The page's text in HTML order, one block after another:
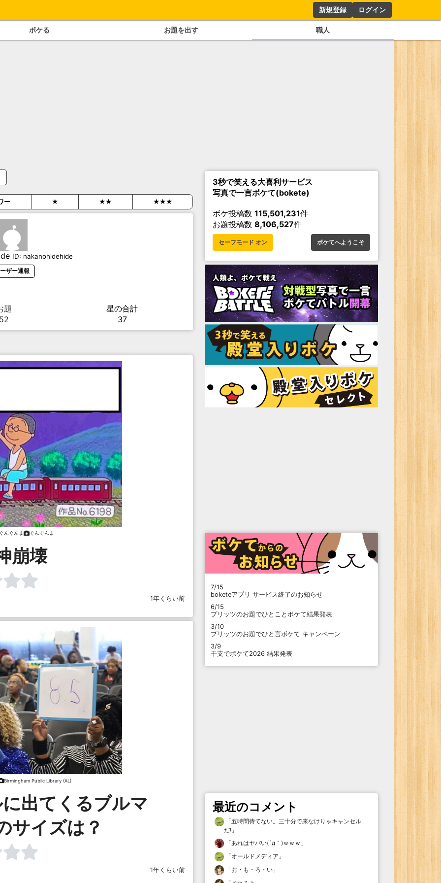
新規登録 ログイン
ボケる お題を出す 職人
ー ★ ★★ ★★★
ID: nakanohidehide
ザー通報
題
星の合計
37
んぐんま ぐんぐんま
崩壊
1年くらい前
Birmingham Public Library (AL)
出てくるブルマ
サイズは？
1年くらい前
3秒で笑える大喜利サービス
写真で一言ボケて(bokete)
ボケ投稿数 115,501,231件
お題投稿数 8,106,527件
セーフモード オン ボケてへようこそ
7/15
boketeアプリ サービス終了のお知らせ
6/15
プリッツのお題でひとことボケて結果発表
3/10
プリッツのお題でひと言ボケて キャンペーン
3/9
干支でボケて2026 結果発表
最近のコメント
「五時間待てない。三十分で来なけりゃキャンセル
だ! 」
「あれはヤバい(´д｀)ｗｗｗ 」
「オールドメディア 」
「お・も・ろ・い 」